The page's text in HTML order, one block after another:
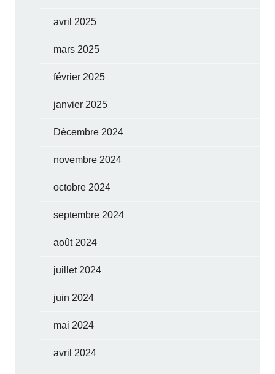
avril 2025
mars 2025
février 2025
janvier 2025
Décembre 2024
novembre 2024
octobre 2024
septembre 2024
août 2024
juillet 2024
juin 2024
mai 2024
avril 2024